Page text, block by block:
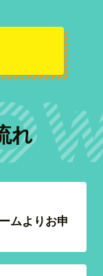
れ
ムよりお申